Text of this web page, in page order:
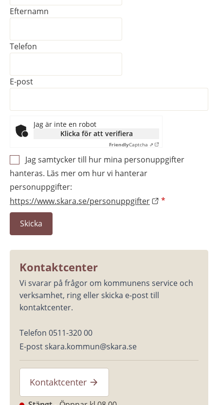
Efternamn
Telefon
E-post
Jag är inte en robot
Klicka för att verifiera
FriendlyCaptcha ⇗
Jag samtycker till hur mina personuppgifter
hanteras. Läs mer om hur vi hanterar
personuppgifter:
https://www.skara.se/personuppgifter
*
Kontaktcenter
Vi svarar på frågor om kommunens service och
verksamhet, ring eller skicka e-post till
kontaktcenter.
Telefon 0511-320 00
E-post skara.kommun@skara.se
Kontaktcenter